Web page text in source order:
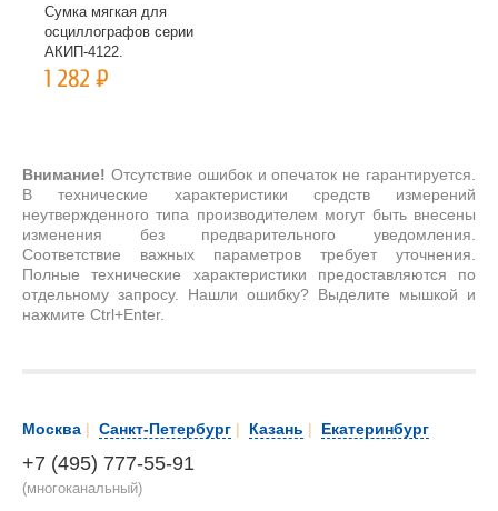
Сумка мягкая для
осциллографов серии
АКИП-4122.
1 282Р
Внимание! Отсутствие ошибок и опечаток не гарантируется.
В технические характеристики средств измерений
неутвержденного типа производителем могут быть внесены
изменения без предварительного уведомления.
Соответствие важных параметров требует уточнения.
Полные технические характеристики предоставляются по
отдельному запросу. Нашли ошибку? Выделите мышкой и
нажмите Ctrl+Enter.
Москва | Санкт-Петербург | Казань | Екатеринбург
+7 (495) 777-55-91
(многоканальный)